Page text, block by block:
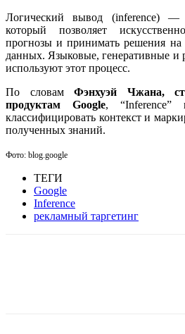
Логический вывод (inference) —
который позволяет
прогнозы и принимать решения
данных. Языковые, генеративные и
используют этот процесс.
По словам Фэнхуэй Чжана,
продуктам Google, “Inference”
классифицировать контекст и
полученных знаний.
Фото: blog.google
ТЕГИ
Google
Inference
рекламный таргетинг